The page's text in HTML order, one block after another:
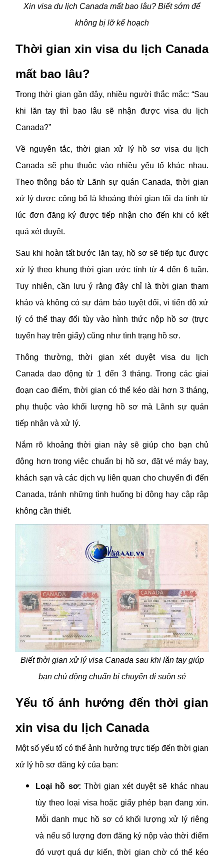
Xin visa du lịch Canada mất bao lâu? Biết sớm để
không bị lỡ kế hoạch
Thời gian xin visa du lịch Canada
mất bao lâu?
Trong thời gian gần đây, nhiều người thắc mắc: “Sau
khi lăn tay thì bao lâu sẽ nhận được visa du lịch
Canada?”
Về nguyên tắc, thời gian xử lý hồ sơ visa du lịch
Canada sẽ phụ thuộc vào nhiều yếu tố khác nhau.
Theo thông báo từ Lãnh sự quán Canada, thời gian
xử lý được công bố là khoảng thời gian tối đa tính từ
lúc đơn đăng ký được tiếp nhận cho đến khi có kết
quả xét duyệt.
Sau khi hoàn tất bước lăn tay, hồ sơ sẽ tiếp tục được
xử lý theo khung thời gian ước tính từ 4 đến 6 tuần.
Tuy nhiên, cần lưu ý rằng đây chỉ là thời gian tham
khảo và không có sự đảm bảo tuyệt đối, vì tiến độ xử
lý có thể thay đổi tùy vào hình thức nộp hồ sơ (trực
tuyến hay trên giấy) cũng như tình trạng hồ sơ.
Thông thường, thời gian xét duyệt visa du lịch
Canada dao động từ 1 đến 3 tháng. Trong các giai
đoạn cao điểm, thời gian có thể kéo dài hơn 3 tháng,
phụ thuộc vào khối lượng hồ sơ mà Lãnh sự quán
tiếp nhận và xử lý.
Nắm rõ khoảng thời gian này sẽ giúp cho bạn chủ
động hơn trong việc chuẩn bị hồ sơ, đặt vé máy bay,
khách sạn và các dịch vụ liên quan cho chuyến đi đến
Canada, tránh những tình huống bị động hay cập rập
không cần thiết.
Biết thời gian xử lý visa Canada sau khi lăn tay giúp
bạn chủ động chuẩn bị chuyến đi suôn sẻ
Yếu tố ảnh hưởng đến thời gian
xin visa du lịch Canada
Một số yếu tố có thể ảnh hưởng trực tiếp đến thời gian
xử lý hồ sơ đăng ký của bạn:
Loại hồ sơ: Thời gian xét duyệt sẽ khác nhau
tùy theo loại visa hoặc giấy phép bạn đang xin.
Mỗi danh mục hồ sơ có khối lượng xử lý riêng
và nếu số lượng đơn đăng ký nộp vào thời điểm
đó vượt quá dự kiến, thời gian chờ có thể kéo